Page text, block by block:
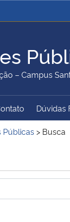
da Justiça e
da Educação
do Turismo
– Campus
Dúvidas
Públicas > Busca